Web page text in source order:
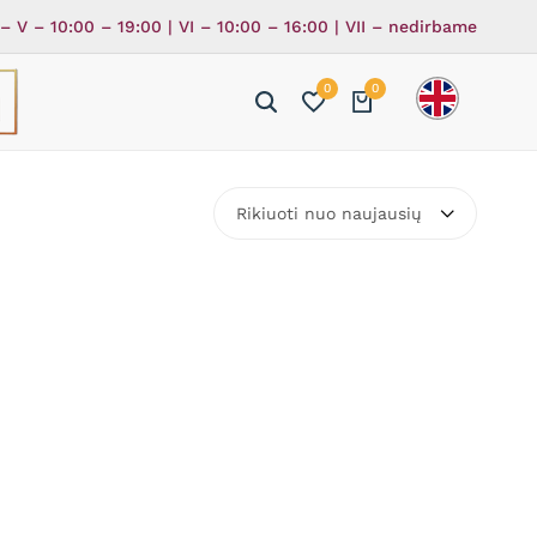
V – 10:00 – 19:00 | VI – 10:00 – 16:00 | VII – nedirbame
0 0
Rikiuoti nuo naujausių